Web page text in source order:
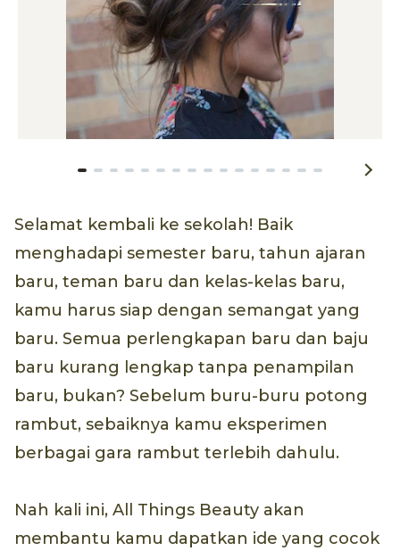
Selamat kembali ke sekolah! Baik
menghadapi semester baru, tahun ajaran
baru, teman baru dan kelas-kelas baru,
kamu harus siap dengan semangat yang
baru. Semua perlengkapan baru dan baju
baru kurang lengkap tanpa penampilan
baru, bukan? Sebelum buru-buru potong
rambut, sebaiknya kamu eksperimen
berbagai gara rambut terlebih dahulu.
Nah kali ini, All Things Beauty akan
membantu kamu dapatkan ide yang cocok